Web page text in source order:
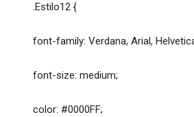
.Estilo12 {
font-family: Verdana, Arial,
font-size: medium;
color: #0000FF;